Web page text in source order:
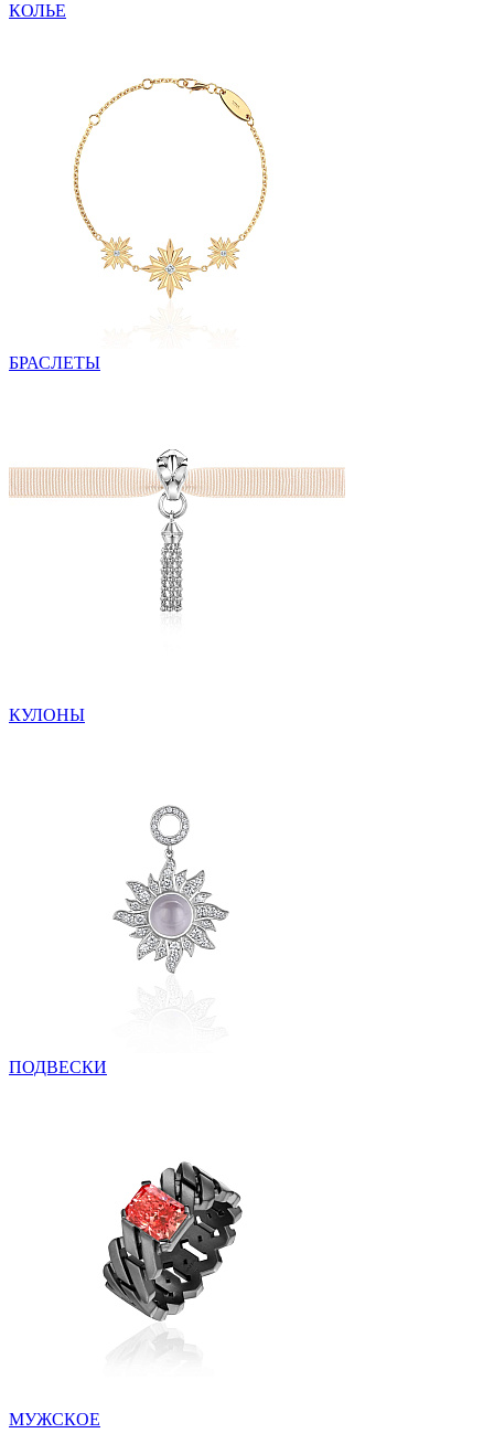
КОЛЬЕ
БРАСЛЕТЫ
КУЛОНЫ
ПОДВЕСКИ
МУЖСКОЕ